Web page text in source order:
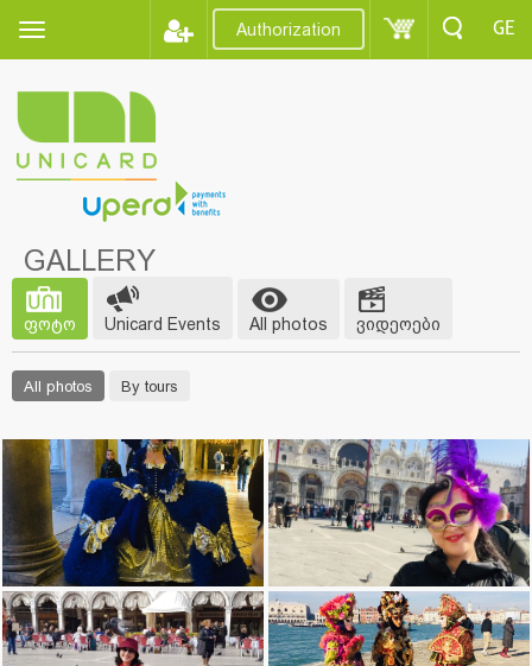
Authorization GE
GALLERY
ფოტო Unicard Events All photos ვიდეოები
All photos By tours